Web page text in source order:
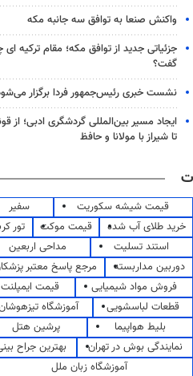
واکنش صنعا به توافق سه جانبه مکه
جزئیاتی جدید از توافق مکه؛ مقام ترکیه ای
گفت؟
نشست خبری رئیس‌جمهور فردا برگزار
ایجاد مسیر بین‌المللی گردشگری ادبی؛ از
تا شیراز با مولانا و حافظ
قیمت شیشه سکوریت
سفیر
خرید طلای آب شده
قیمت موکت
تور
استند تسلیت
مداحی اربعین
دوربین مداربسته
مرجع پاسخ معتبر
فروش مواد شیمیایی
قیمت ایمپلنت
قطعات لباسشویی
آموزشگاه
بلیط هواپیما
پرشین هتل
نمایندگی بوش در تهران
بهترین جراح
آموزشگاه زبان ملل